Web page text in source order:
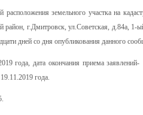
расположения земельного участка на
район, г.Дмитровск, ул.Советская, д.84а,
дней со дня опубликования данного
года, дата окончания приема
года.